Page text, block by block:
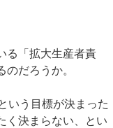
る「拡大生産者責
だろうか。
いう目標が決まった
く決まらない、とい